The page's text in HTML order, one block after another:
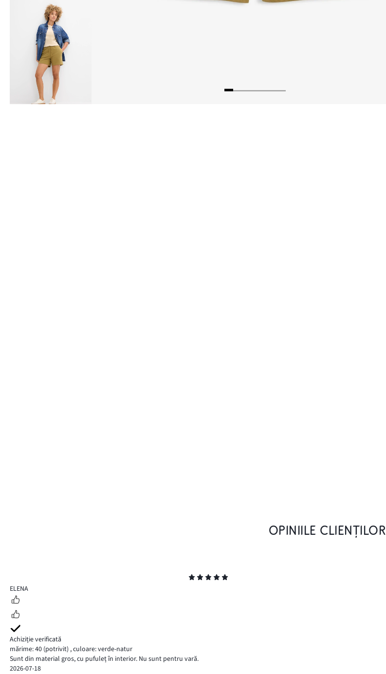
OPINIILE CLIENȚILOR
5
ELENA
Achiziție verificată
mărime: 40 (potrivit) ,culoare: verde-natur
Sunt din material gros, cu pufuleț în interior. Nu sunt pentru vară.
2026-07-18